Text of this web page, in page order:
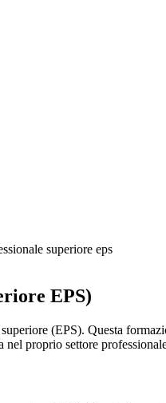
superiore eps
EPS)
(EPS). Questa
proprio settore